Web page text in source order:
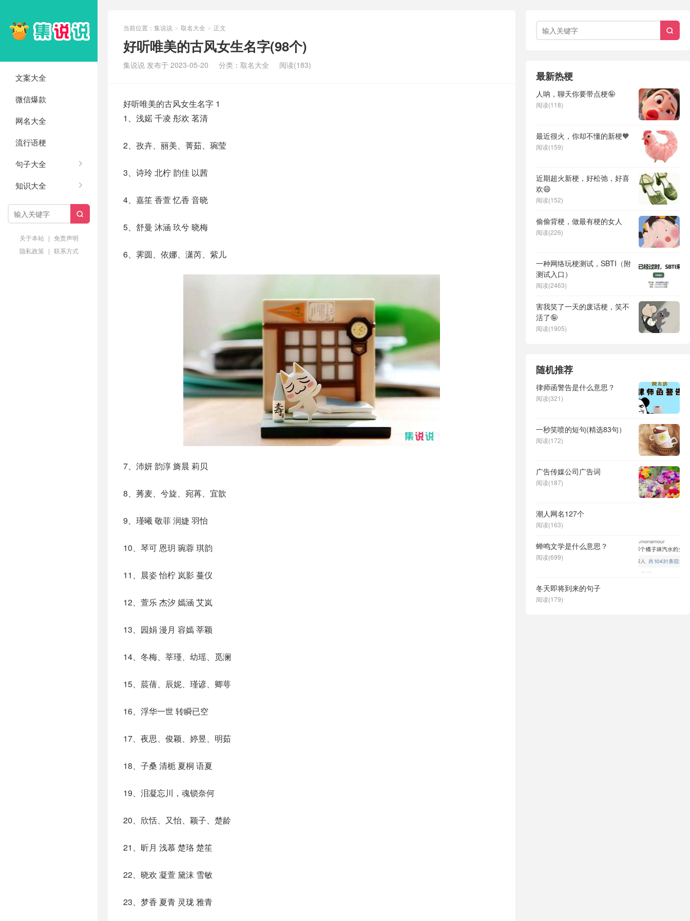
文案大全
微信爆款
网名大全
流行语梗
句子大全
知识大全

关于本站 | 免责声明
隐私政策 | 联系方式
当前位置： 集说说 > 取名大全 > 正文
好听唯美的古风女生名字(98个)
集说说 发布于 2023-05-20 分类： 取名大全 阅读(183)
好听唯美的古风女生名字 1
1、浅婼 千凌 彤欢 茗清
2、孜卉、丽美、菁茹、琬莹
3、诗玲 北柠 韵佳 以茜
4、嘉笙 香萱 忆香 音晓
5、舒曼 沐涵 玖兮 晓梅
6、霁圆、依娜、潇芮、紫儿
7、沛妍 韵淳 旖晨 莉贝
8、莠麦、兮旋、宛苒、宜歆
9、瑾曦 敬菲 润婕 羽怡
10、琴可 恩玥 琬蓉 琪韵
11、晨姿 怡柠 岚影 蔓仪
12、萱乐 杰汐 嫣涵 艾岚
13、园娟 漫月 容嫣 莘颖
14、冬梅、莘瑾、幼瑶、觅澜
15、莀蒨、辰妮、瑾谚、卿萼
16、浮华一世 转瞬已空
17、夜思、俊颖、婷昱、明茹
18、子桑 清栀 夏桐 语夏
19、泪凝忘川，魂锁奈何
20、欣恬、又怡、颖子、楚龄
21、昕月 浅慕 楚珞 楚笙
22、晓欢 凝萱 黛沫 雪敏
23、梦香 夏青 灵珑 雅青

最新热梗
人呐，聊天你要带点梗🤪
阅读(118)
最近很火，你却不懂的新梗🧡
阅读(159)
近期超火新梗，好松弛，好喜
欢😄
阅读(152)
偷偷背梗，做最有梗的女人
阅读(226)
一种网络玩梗测试，SBTI（附
测试入口）
阅读(2463)
害我笑了一天的废话梗，笑不
活了🤪
阅读(1905)
随机推荐
律师函警告是什么意思？
阅读(321)
一秒笑喷的短句(精选83句）
阅读(172)
广告传媒公司广告词
阅读(187)
潮人网名127个
阅读(163)
蝉鸣文学是什么意思？
阅读(699)
冬天即将到来的句子
阅读(179)